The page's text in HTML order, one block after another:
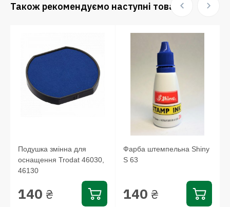
Також рекомендуємо наступні товари:
Подушка змінна для
оснащення Trodat 46030,
46130
140 ₴
Фарба штемпельна Shiny
S 63
140 ₴